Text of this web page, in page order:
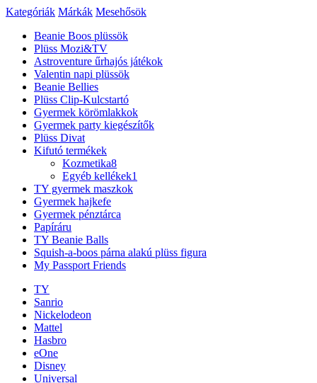
Kategóriák Márkák Mesehősök
Beanie Boos plüssök
Plüss Mozi&TV
Astroventure űrhajós játékok
Valentin napi plüssök
Beanie Bellies
Plüss Clip-Kulcstartó
Gyermek körömlakkok
Gyermek party kiegészítők
Plüss Divat
Kifutó termékek
Kozmetika8
Egyéb kellékek1
TY gyermek maszkok
Gyermek hajkefe
Gyermek pénztárca
Papíráru
TY Beanie Balls
Squish-a-boos párna alakú plüss figura
My Passport Friends
TY
Sanrio
Nickelodeon
Mattel
Hasbro
eOne
Disney
Universal